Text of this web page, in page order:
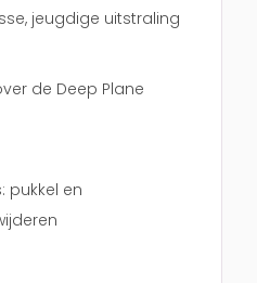
jeugdige uitstraling
de Deep Plane
pukkel en